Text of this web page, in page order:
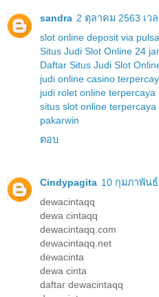
sandra 2 ตุลาคม 2563 เว
slot online deposit via pulsa
Situs Judi Slot Online 24
Daftar Situs Judi Slot
judi online casino
judi rolet online terpercaya
situs slot online terpercaya
pakarwin
ตอบ
Cindypagita 10 กุมภาพันธ์
dewacintaqq
dewa cintaqq
dewacintaqq.com
dewacintaqq.net
dewacinta
dewa cinta
daftar dewacintaqq